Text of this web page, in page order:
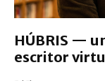
HÚBRIS —
escritor